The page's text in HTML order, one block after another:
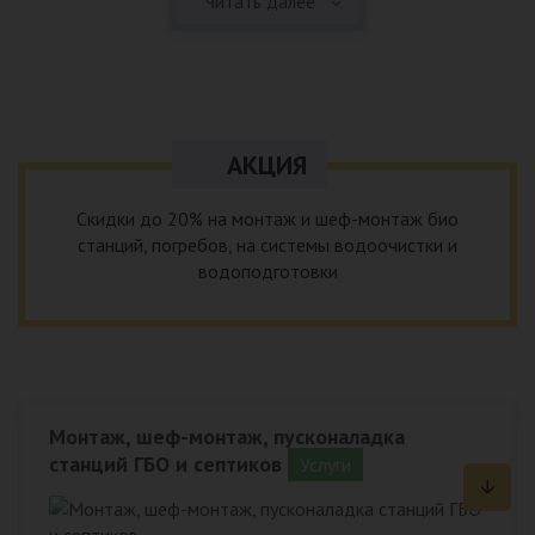
качественный монтаж систем водоснабжения из
АКЦИЯ
Скидки до 20% на монтаж и шеф-монтаж био
станций, погребов, на системы водоочистки и
водоподготовки
Монтаж, шеф-монтаж, пусконаладка
станций ГБО и септиков